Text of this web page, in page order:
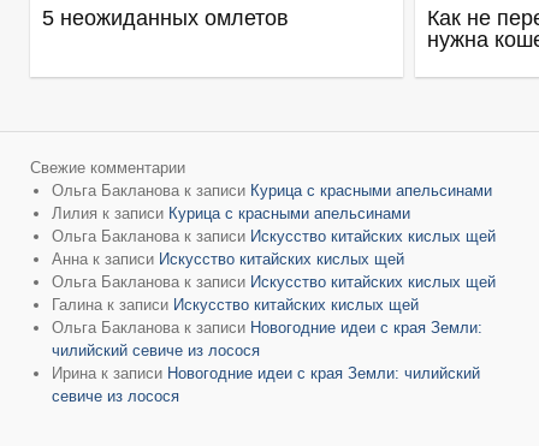
5 неожиданных омлетов
Как не
нужна
Свежие комментарии
Ольга Бакланова к записи Курица с красными апельсинами
Лилия к записи Курица с красными апельсинами
Ольга Бакланова к записи Искусство китайских кислых щей
Анна к записи Искусство китайских кислых щей
Ольга Бакланова к записи Искусство китайских кислых щей
Галина к записи Искусство китайских кислых щей
Ольга Бакланова к записи Новогодние идеи с края Земли:
чилийский севиче из лосося
Ирина к записи Новогодние идеи с края Земли: чилийский
севиче из лосося